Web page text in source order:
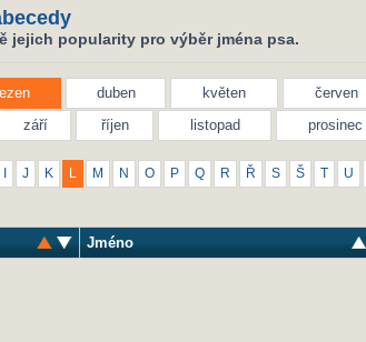
jejich popularity pro výběr jména psa.
duben květen
červen
září říjen listopad prosinec
J K M N O P Q R Ř S Š T U
Jméno